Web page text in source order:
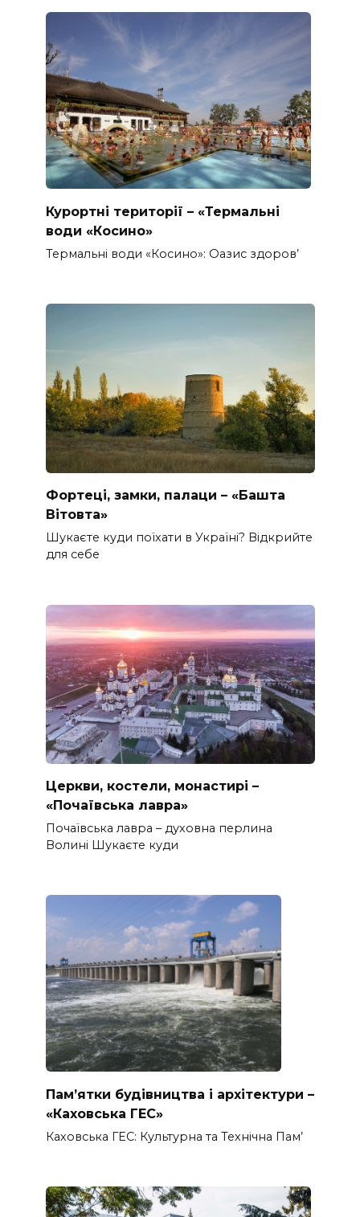
Курортні території – «Термальні
води «Косино»
Термальні води «Косино»: Оазис здоров’
Фортеці, замки, палаци – «Башта
Вітовта»
Шукаєте куди поїхати в Україні? Відкрийте
для себе
Церкви, костели, монастирі –
«Почаївська лавра»
Почаївська лавра – духовна перлина
Волині Шукаєте куди
Пам’ятки будівництва і архітектури –
«Каховська ГЕС»
Каховська ГЕС: Культурна та Технічна Пам’